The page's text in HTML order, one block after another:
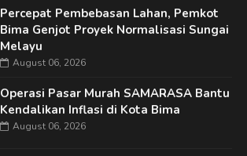
Percepat Pembebasan Lahan, Pemkot
Bima Genjot Proyek Normalisasi Sungai
Melayu
August 06, 2026
Operasi Pasar Murah SAMARASA Bantu
Kendalikan Inflasi di Kota Bima
August 06, 2026